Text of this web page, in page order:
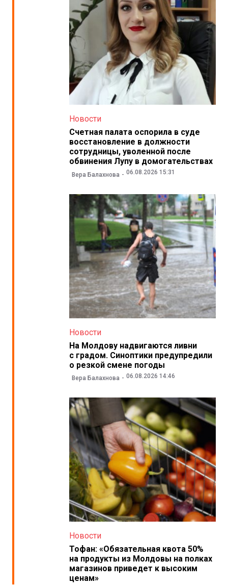
Новости
Счетная палата оспорила в суде
восстановление в должности
сотрудницы, уволенной после
обвинения Лупу в домогательствах
Вера Балахнова 06.08.2026 15:31
Новости
На Молдову надвигаются ливни
с градом. Синоптики предупредили
о резкой смене погоды
Вера Балахнова 06.08.2026 14:46
Новости
Тофан: «Обязательная квота 50%
на продукты из Молдовы на полках
магазинов приведет к высоким
ценам»